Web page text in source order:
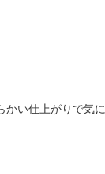
い仕上がりで気に